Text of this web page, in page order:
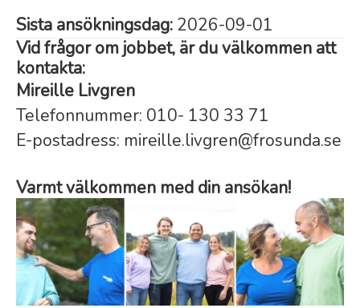
Sista ansökningsdag: 2026-09-01
Vid frågor om jobbet, är du välkommen att
kontakta:
Mireille Livgren
Telefonnummer: 010- 130 33 71
E-postadress: mireille.livgren@frosunda.se
Varmt välkommen med din ansökan!